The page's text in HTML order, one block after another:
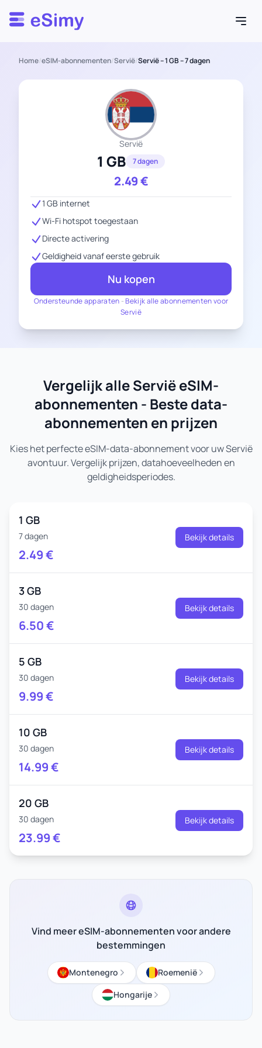
Esimy
Home/eSIM-abonnementen/Servië/Servië – 1 GB – 7 dagen
Servië
1 GB 7 dagen
2.49€
Ondersteunde apparaten -Bekijk alle abonnementen voor
Servië
1 GB internet
Wi-Fi hotspot toegestaan
Directe activering
Geldigheid vanaf eerste gebruik
Nu kopen
Vergelijk alle Servië eSIM-
abonnementen - Beste data-
abonnementen en prijzen
Kies het perfecte eSIM-data-abonnement voor uw Servië
avontuur. Vergelijk prijzen, datahoeveelheden en
geldigheidsperiodes.
1 GB
7 dagen
2.49€
Bekijk details
3 GB
30 dagen
6.50€
Bekijk details
5 GB
30 dagen
9.99€
Bekijk details
10 GB
30 dagen
14.99€
Bekijk details
20 GB
30 dagen
23.99€
Bekijk details
Vind meer eSIM-abonnementen voor andere
bestemmingen
Montenegro
Roemenië
Hongarije